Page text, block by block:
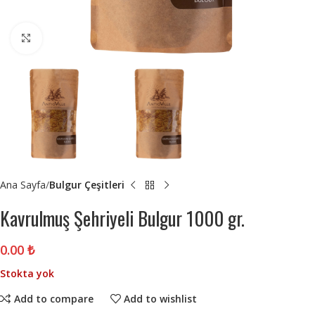
Ana Sayfa Bulgur Çeşitleri
Kavrulmuş Şehriyeli Bulgur 1000 gr.
0.00 ₺
Stokta yok
Add to compare
Add to wishlist